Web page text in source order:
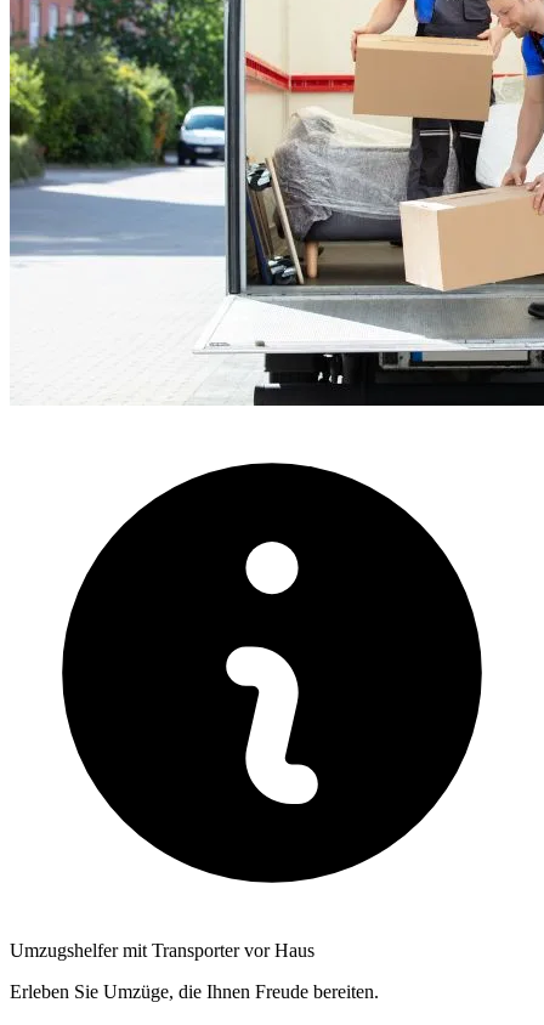
Umzugshelfer mit Transporter vor Haus
Erleben Sie Umzüge, die Ihnen Freude bereiten.